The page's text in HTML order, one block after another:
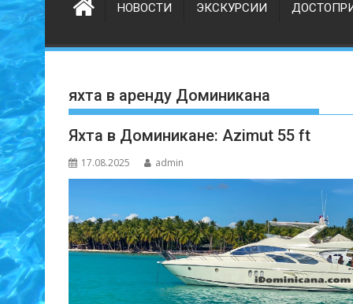
НОВОСТИ ЭКСКУРСИИ
яхта в аренду Доминикана
Яхта в Доминикане: Azimut 55 ft
17.08.2025 admin